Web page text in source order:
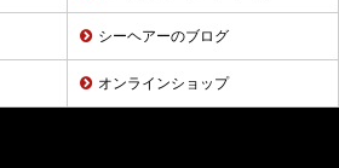
シーヘアーのブログ
オンラインショップ